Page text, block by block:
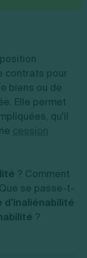
contrats pour
biens ou de
Elle permet
qu'il
cession
? Comment
se passe-t-
d’inaliénabilité
?